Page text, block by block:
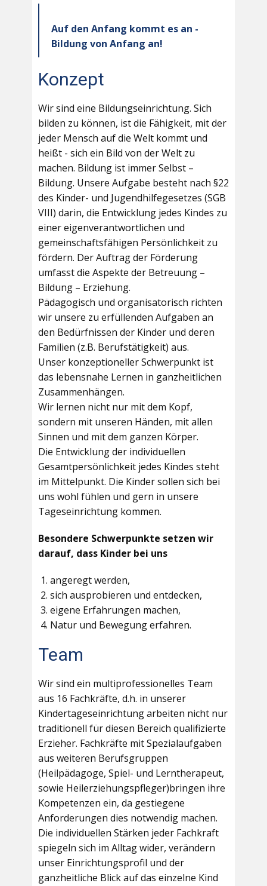
Auf den Anfang kommt es an -
Bildung von Anfang an!
Konzept
Wir sind eine Bildungseinrichtung. Sich
bilden zu können, ist die Fähigkeit, mit der
jeder Mensch auf die Welt kommt und
heißt - sich ein Bild von der Welt zu
machen. Bildung ist immer Selbst –
Bildung. Unsere Aufgabe besteht nach §22
des Kinder- und Jugendhilfegesetzes (SGB
VIII) darin, die Entwicklung jedes Kindes zu
einer eigenverantwortlichen und
gemeinschaftsfähigen Persönlichkeit zu
fördern. Der Auftrag der Förderung
umfasst die Aspekte der Betreuung –
Bildung – Erziehung.
Pädagogisch und organisatorisch richten
wir unsere zu erfüllenden Aufgaben an
den Bedürfnissen der Kinder und deren
Familien (z.B. Berufstätigkeit) aus.
Unser konzeptioneller Schwerpunkt ist
das lebensnahe Lernen in ganzheitlichen
Zusammenhängen.
Wir lernen nicht nur mit dem Kopf,
sondern mit unseren Händen, mit allen
Sinnen und mit dem ganzen Körper.
Die Entwicklung der individuellen
Gesamtpersönlichkeit jedes Kindes steht
im Mittelpunkt. Die Kinder sollen sich bei
uns wohl fühlen und gern in unsere
Tageseinrichtung kommen.
Besondere Schwerpunkte setzen wir
darauf, dass Kinder bei uns
angeregt werden,
sich ausprobieren und entdecken,
eigene Erfahrungen machen,
Natur und Bewegung erfahren.
Team
Wir sind ein multiprofessionelles Team
aus 16 Fachkräfte, d.h. in unserer
Kindertageseinrichtung arbeiten nicht nur
traditionell für diesen Bereich qualifizierte
Erzieher. Fachkräfte mit Spezialaufgaben
aus weiteren Berufsgruppen
(Heilpädagoge, Spiel- und Lerntherapeut,
sowie Heilerziehungspfleger)bringen ihre
Kompetenzen ein, da gestiegene
Anforderungen dies notwendig machen.
Die individuellen Stärken jeder Fachkraft
spiegeln sich im Alltag wider, verändern
unser Einrichtungsprofil und der
ganzheitliche Blick auf das einzelne Kind